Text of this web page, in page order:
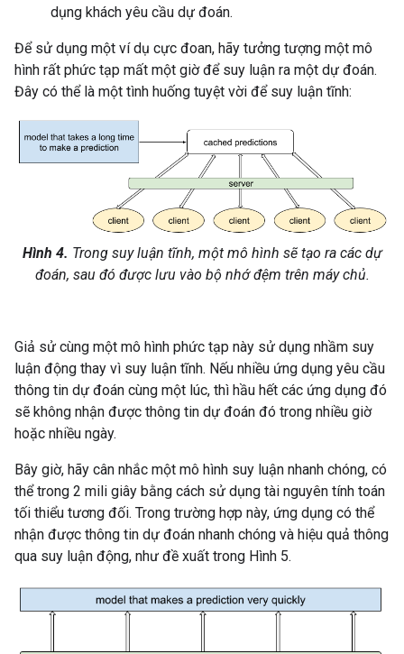
dụng khách yêu cầu dự đoán.
Để sử dụng một ví dụ cực đoan, hãy tưởng tượng một mô
hình rất phức tạp mất một giờ để suy luận ra một dự đoán.
Đây có thể là một tình huống tuyệt vời để suy luận tĩnh:
Hình 4. Trong suy luận tĩnh, một mô hình sẽ tạo ra các dự
đoán, sau đó được lưu vào bộ nhớ đệm trên máy chủ.
Giả sử cùng một mô hình phức tạp này sử dụng nhầm suy
luận động thay vì suy luận tĩnh. Nếu nhiều ứng dụng yêu cầu
thông tin dự đoán cùng một lúc, thì hầu hết các ứng dụng đó
sẽ không nhận được thông tin dự đoán đó trong nhiều giờ
hoặc nhiều ngày.
Bây giờ, hãy cân nhắc một mô hình suy luận nhanh chóng, có
thể trong 2 mili giây bằng cách sử dụng tài nguyên tính toán
tối thiểu tương đối. Trong trường hợp này, ứng dụng có thể
nhận được thông tin dự đoán nhanh chóng và hiệu quả thông
qua suy luận động, như đề xuất trong Hình 5.